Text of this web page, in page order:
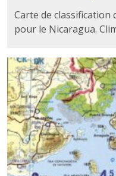
Carte de classification
pour le Nicaragua.